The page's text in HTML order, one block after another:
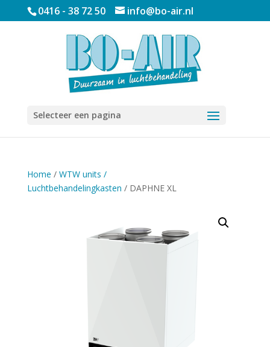
0416 - 38 72 50 info@bo-air.nl
Selecteer een pagina
Home / WTW units /
Luchtbehandelingkasten / DAPHNE XL